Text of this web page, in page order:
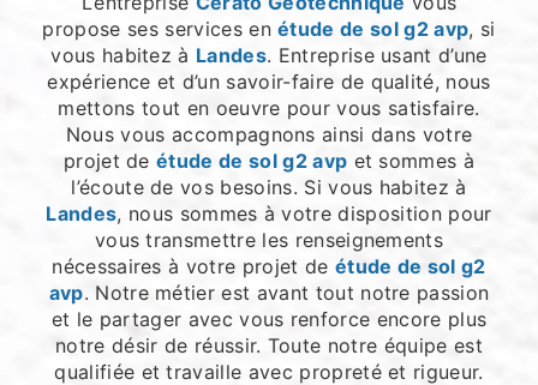
propose ses services enétude de sol g2 avp, si
vous habitez à Landes. Entreprise usant d’une
expérience et d’un savoir-faire de qualité, nous
mettons tout en oeuvre pour vous satisfaire.
Nous vous accompagnons ainsi dans votre
projet deétude de sol g2 avp et sommes à
l’écoute de vos besoins. Si vous habitez à
Landes, nous sommes à votre disposition pour
vous transmettre les renseignements
nécessaires à votre projet de étude de sol g2
avp. Notre métier est avant tout notre passion
et le partager avec vous renforce encore plus
notre désir de réussir. Toute notre équipe est
qualifiée et travaille avec propreté et rigueur.